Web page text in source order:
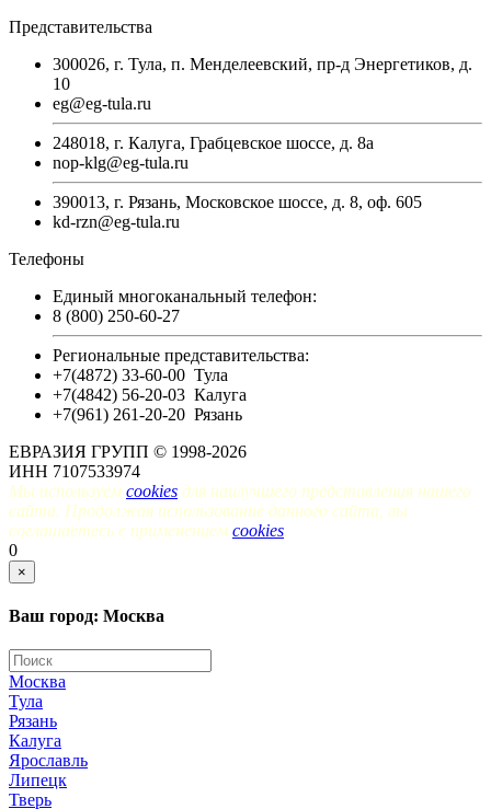
Представительства
300026, г. Тула, п. Менделеевский, пр-д Энергетиков, д.
10
eg@eg-tula.ru
248018, г. Калуга, Грабцевское шоссе, д. 8а
nop-klg@eg-tula.ru
390013, г. Рязань, Московское шоссе, д. 8, оф. 605
kd-rzn@eg-tula.ru
Телефоны
Единый многоканальный телефон:
8 (800) 250-60-27
Региональные представительства:
+7(4872) 33-60-00 Тула
+7(4842) 56-20-03 Калуга
+7(961) 261-20-20 Рязань
ЕВРАЗИЯ ГРУПП © 1998-2026
ИНН 7107533974
Мы используем cookies для наилучшего представления нашего
сайта. Продолжая использование данного сайта, вы
соглашаетесь с применением cookies.
0
×
Ваш город: Москва
Москва
Тула
Рязань
Калуга
Ярославль
Липецк
Тверь